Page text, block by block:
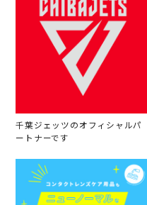
千葉ジェッツのオフィシャルパ
ートナーです